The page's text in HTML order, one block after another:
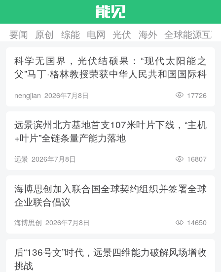
要闻 原创 综能 电网 光伏 海外 全球能源互
科学无国界，光伏结硕果：“现代太阳能之
父”马丁·格林教授荣获中华人民共和国国际科
nengjian 2026年7月8日 17726
远景滨州北方基地首支107米叶片下线，“主机
+叶片”全链条量产能力落地
远景 2026年7月8日 16807
海博思创加入联合国全球契约组织并签署全球
企业联合倡议
海博思创 2026年7月8日 14650
后“136号文”时代，远景四维能力破解风场增收
挑战